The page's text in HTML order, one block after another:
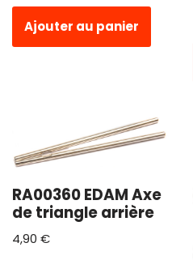
Ajouter au panier
RA00360 EDAM Axe
de triangle arrière
4,90 €